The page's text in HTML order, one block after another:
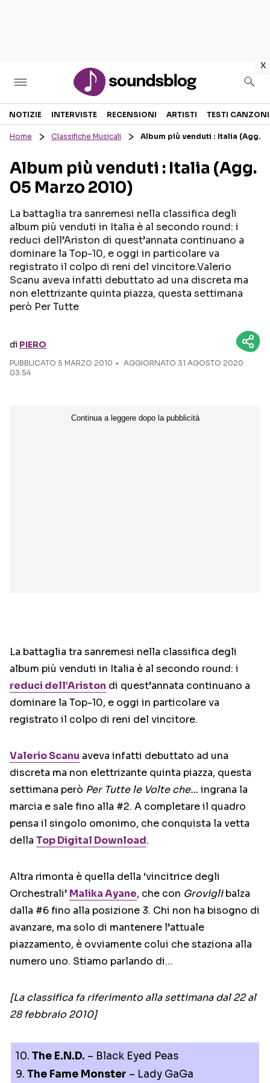
x
Sezioni
RECENSIONI MUSICALI
INTERVISTE
GOSSIP E CURIOSITÀ
TESTI CANZONI
TALENT SHOW
Seguici sui social
NOTIZIE INTERVISTE RECENSIONI ARTISTI TESTI CANZONI
Home Classifiche Musicali Album più venduti : Italia (Agg.
Album più venduti : Italia (Agg.
05 Marzo 2010)
La battaglia tra sanremesi nella classifica degli
album più venduti in Italia è al secondo round: i
reduci dell’Ariston di quest’annata continuano a
dominare la Top-10, e oggi in particolare va
registrato il colpo di reni del vincitore.Valerio
Scanu aveva infatti debuttato ad una discreta ma
non elettrizante quinta piazza, questa settimana
però Per Tutte
di PIERO
PUBBLICATO 5 MARZO 2010
AGGIORNATO 31 AGOSTO 2020
03:54
La battaglia tra sanremesi nella classifica degli
album più venduti in Italia è al secondo round: i
reduci dell’Ariston di quest’annata continuano a
dominare la Top-10, e oggi in particolare va
registrato il colpo di reni del vincitore.
Valerio Scanu aveva infatti debuttato ad una
discreta ma non elettrizante quinta piazza, questa
settimana però Per Tutte le Volte che… ingrana la
marcia e sale fino alla #2. A completare il quadro
pensa il singolo omonimo, che conquista la vetta
della Top Digital Download.
Altra rimonta è quella della ‘vincitrice degli
Orchestrali’ Malika Ayane, che con Groviglibalza
dalla #6 fino alla posizione 3. Chi non ha bisogno di
avanzare, ma solo di mantenere l’attuale
piazzamento, è ovviamente colui che staziona alla
numero uno. Stiamo parlando di…
[La classifica fa riferimento alla settimana dal 22 al
28 febbraio 2010]
10. The E.N.D. – Black Eyed Peas
9. The Fame Monster – Lady GaGa